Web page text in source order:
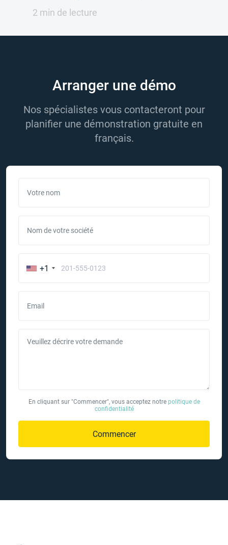
2 min de lecture
Arranger une démo
Nos spécialistes vous contacteront pour
planifier une démonstration gratuite en
français.
Votre nom
Nom de votre société
+1
Email
Veuillez décrire votre demande
En cliquant sur "Commencer", vous acceptez notre politique de
confidentialité
Commencer